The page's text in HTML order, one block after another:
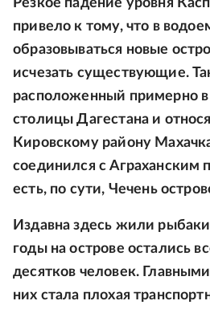
Резкое падение уровня
привело к тому, что в
образовываться новые
исчезать существующие.
расположенный примерно
столицы Дагестана и
Кировскому району
соединился с Аграханским
есть, по сути, Чечень
Издавна здесь жили
годы на острове остались
десятков человек.
них стала плохая